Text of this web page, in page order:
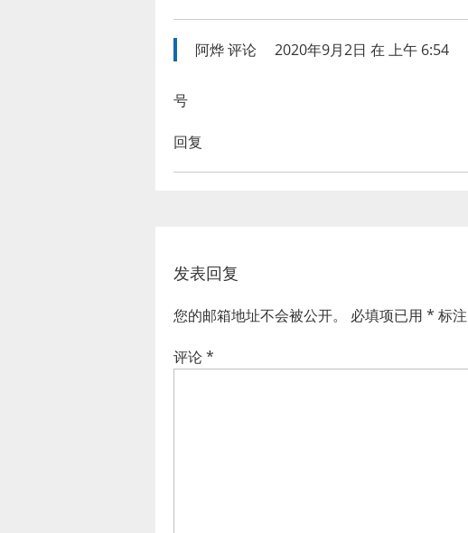
阿烨评论 2020年9月2日 在 上午 6:54
号
回复
发表回复
您的邮箱地址不会被公开。 必填项已用 * 标注
评论*